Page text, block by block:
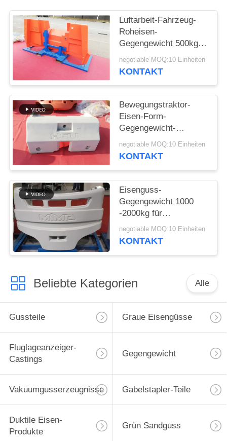
SITEMAP
PRIVACY
POLICY
Luftarbeit-Fahrzeug-
Roheisen-
Gegengewicht 500kg -
Gewicht 15000kg für
Industrie
negotiable MOQ:10 Einheiten
KONTAKT
Bewegungstraktor-
Eisen-Form-
Gegengewicht-
Kompaktbauweise
Soem-Service ISO9001
negotiable MOQ:10 Einheiten
KONTAKT
Eisenguss-
Gegengewicht 1000
-2000kg für
Forstwirtschafts-Bahn-
Erntemaschinen
negotiable MOQ:10 Einheiten
KONTAKT
Beliebte Kategorien Alle
Gussteile Graue Eisengüsse
Fluglageanzeiger-
Castings
Gegengewicht
Vakuumgusserzeugnisse Gabelstapler-Teile
Duktile Eisen-
Produkte
Grün Sandguss